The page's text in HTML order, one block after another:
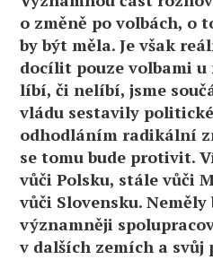
o změně po volbách, o
by být měla. Je však
docílit pouze volbami u
líbí, či nelíbí, jsme
vládu sestavily
odhodláním radikální
se tomu bude protivit.
vůči Polsku, stále vůči
vůči Slovensku.
významněji
v dalších zemích a